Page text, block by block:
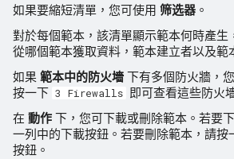
如果要縮短清單，您可使用 筛选器 。
對於每個範本，該清單顯示範本何時產生
從哪個範本獲取資料，範本建立者以及範
如果 範本中的防火墻 下有多個防火牆，
按一下 3 Firewalls
即可查看這些防火
在 動作 下，您可下載或刪除範本。若要
一列中的下載按鈕。若要刪除範本，請按
按鈕。